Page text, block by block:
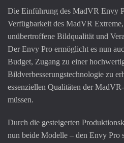
Die Einführung des MadVR Envy
Verfügbarkeit des MadVR
unübertroffene Bildqualität und
Der Envy Pro ermöglicht es nun
Budget, Zugang zu einer
Bildverbesserungstechnologie zu
essenziellen Qualitäten der
müssen.
Durch die gesteigerten
nun beide Modelle – den Envy Pro